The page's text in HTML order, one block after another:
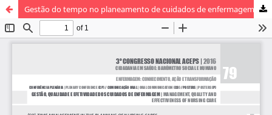
Gestão do tempo no planeamento de cuidados de enfermagem